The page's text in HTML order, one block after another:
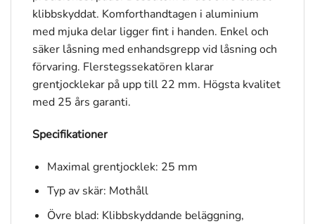
klibbskyddat. Komforthandtagen i aluminium
med mjuka delar ligger fint i handen. Enkel och
säker låsning med enhandsgrepp vid låsning och
förvaring. Flerstegssekatören klarar
grentjocklekar på upp till 22 mm. Högsta kvalitet
med 25 års garanti.
Specifikationer
Maximal grentjocklek: 25 mm
Typ av skär: Mothåll
Övre blad: Klibbskyddande beläggning,